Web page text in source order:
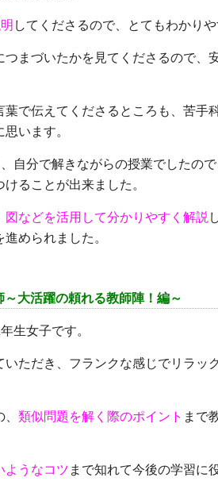
してくださるので、とてもわかりや
まづいたかを見てくださるので、
葉で伝えてくださるところも、苦手
います。
自分で解きながらの授業でしたの
ることが出来ました。
図などを活用して分かりやすく解説
められました。
大活躍の頼れる教師陣！編～
生女子です。
いただき、フランクな感じでリラッ
、類似問題を解く際のポイント まで
ようなコツ まで知れて今後の学習に